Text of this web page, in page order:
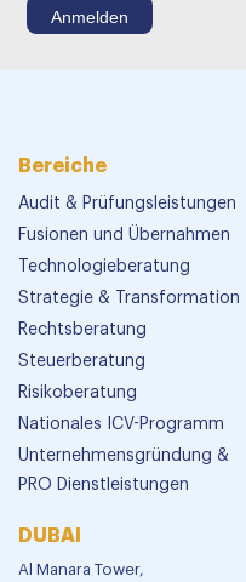
Bereiche
Audit & Prüfungsleistungen
Fusionen und Übernahmen
Technologieberatung
Strategie & Transformation
Rechtsberatung
Steuerberatung
Risikoberatung
Nationales ICV-Programm
Unternehmensgründung &
PRO Dienstleistungen
DUBAI
Al Manara Tower,